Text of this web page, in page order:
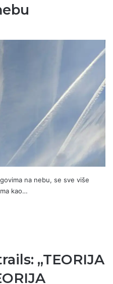
na nebu, se sve više
kao…
„TEORIJA